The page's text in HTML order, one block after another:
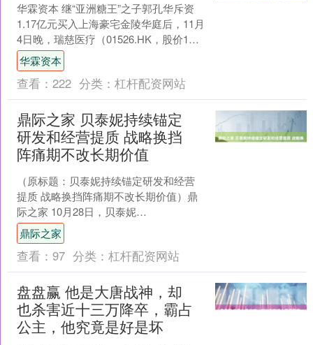
华霖资本 继“亚洲糖王”之子郭孔华斥资
1.17亿元买入上海豪宅金陵华庭后，11月
4日晚，瑞慈医疗（01526.HK，股价1港
元，市值15.9亿港元）公告称，间接....
华霖资本
查看： 222 分类： 杠杆配资网站
鼎际之家 贝泰妮持续锚定
研发和经营提质 战略换挡
阵痛期不改长期价值
（原标题：贝泰妮持续锚定研发和经营
提质 战略换挡阵痛期不改长期价值）鼎
际之家 10月28日，贝泰妮
（300957.SZ）披露2025年三季度报告。
第三季度营收为....
鼎际之家
查看： 97 分类： 杠杆配资网站
盘盘赢 他是大唐战神，却
也杀害近十三万降卒，霸占
公主，他究竟是好是坏